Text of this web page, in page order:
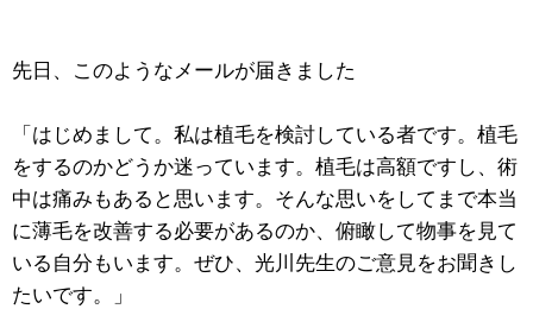
先日、このようなメールが届きました
「はじめまして。私は植毛を検討している者です。植毛
をするのかどうか迷っています。植毛は高額ですし、術
中は痛みもあると思います。そんな思いをしてまで本当
に薄毛を改善する必要があるのか、俯瞰して物事を見て
いる自分もいます。ぜひ、光川先生のご意見をお聞きし
たいです。」